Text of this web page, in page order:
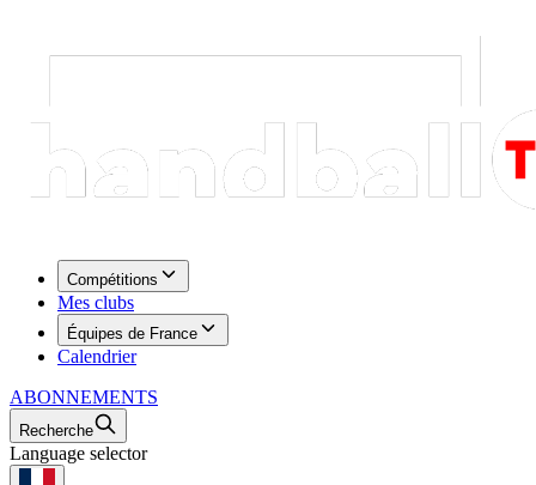
Compétitions
Mes clubs
Équipes de France
Calendrier
ABONNEMENTS
Recherche
Language selector